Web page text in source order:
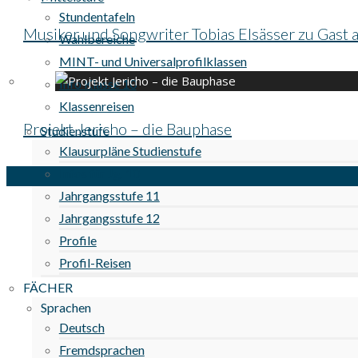
Stundentafeln
Wahlbereiche
MINT- und Universalprofilklassen
Info Klasse 10
Klassenreisen
Studienstufe
Klausurpläne Studienstufe
Jahrgangsstufe 11
Jahrgangsstufe 12
Profile
Profil-Reisen
FÄCHER
Sprachen
Deutsch
Fremdsprachen
Musiker und Songwriter Tobias Elsässer zu Gast
Projekt Jericho – die Bauphase